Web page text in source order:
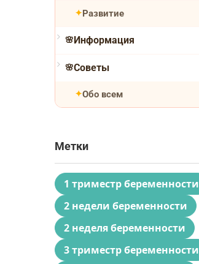
Развитие
Информация
Советы
Обо всем
Метки
1 триместр беременности
2 недели беременности
2 неделя беременности
3 триместр беременности